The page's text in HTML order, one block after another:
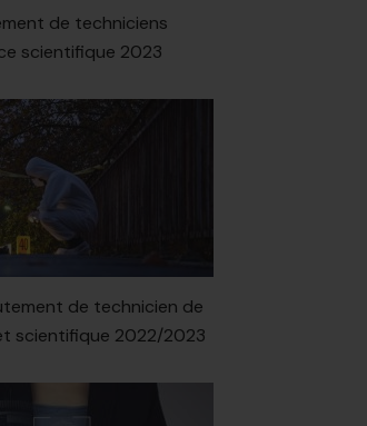
de techniciens
scientifique 2023
de technicien de
scientifique 2022/2023